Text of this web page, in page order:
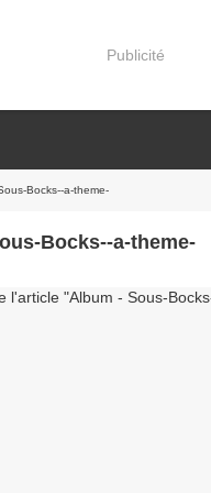
Publicité
Bocks--a-theme-
Bocks--a-theme-